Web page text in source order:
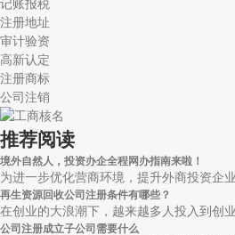
记账报税
注册地址
审计验资
高新认定
注册商标
公司注销
推荐阅读
境外自然人，投资办企全程网办指南来啦！
为进一步优化营商环境，提升外商投资企
再生资源回收公司注册条件有哪些？
在创业的大浪潮下，越来越多人投入到创
公司注册成立子公司需要什么